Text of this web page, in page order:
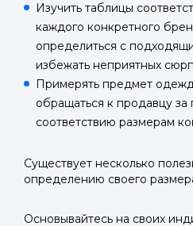
Изучить таблицы
каждого конкретного
определиться с
избежать неприятных
Примерять предмет
обращаться к продавцу за
соответствию размерам
Существует несколько
определению своего
Основывайтесь на своих